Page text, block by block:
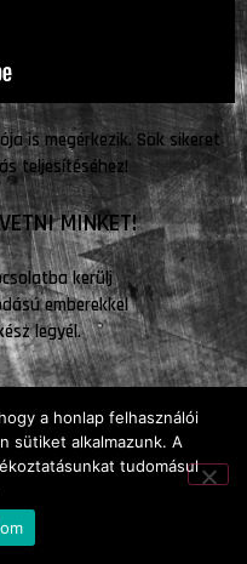
is megérkezik. Sok sikeret
teljesítéséhez!
MINKET!
kerülj
emberekkel
legyél.
a honlap felhasználói
sütiket alkalmazunk. A
tudomásul